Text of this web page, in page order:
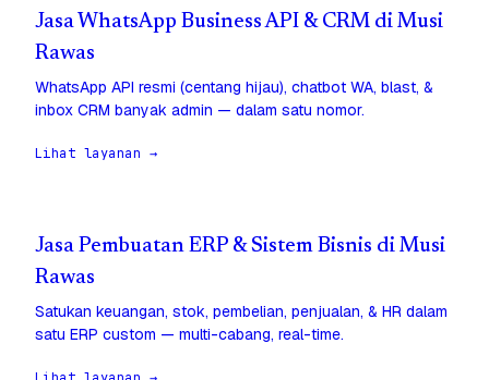
Jasa WhatsApp Business API & CRM di Musi
Rawas
WhatsApp API resmi (centang hijau), chatbot WA, blast, &
inbox CRM banyak admin — dalam satu nomor.
Lihat layanan →
Jasa Pembuatan ERP & Sistem Bisnis di Musi
Rawas
Satukan keuangan, stok, pembelian, penjualan, & HR dalam
satu ERP custom — multi-cabang, real-time.